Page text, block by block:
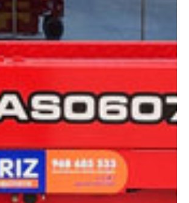
5.8 m
7.8 m
0 m
2.14 m
TÉCNICAS
kg